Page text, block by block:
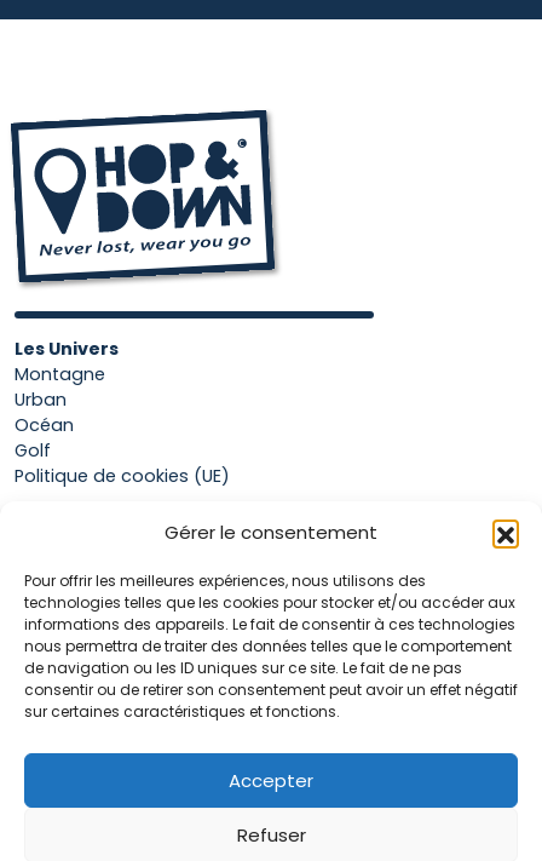
Gérer le consentement
Pour offrir les meilleures expériences, nous utilisons des
technologies telles que les cookies pour stocker et/ou accéder aux
informations des appareils. Le fait de consentir à ces technologies
nous permettra de traiter des données telles que le comportement
de navigation ou les ID uniques sur ce site. Le fait de ne pas
consentir ou de retirer son consentement peut avoir un effet négatif
sur certaines caractéristiques et fonctions.
Accepter
Refuser
Les Univers
Montagne
Urban
Océan
Golf
Politique de cookies (UE)
Mon compte
Panier
Conditions générales de vente
La marque Hop & Down
Plan du site